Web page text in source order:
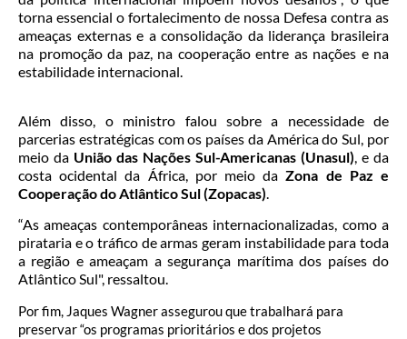
torna essencial o fortalecimento de nossa Defesa contra as
ameaças externas e a consolidação da liderança brasileira
na promoção da paz, na cooperação entre as nações e na
estabilidade internacional.
Além disso, o ministro falou sobre a necessidade de
parcerias estratégicas com os países da América do Sul, por
meio da União das Nações Sul-Americanas (Unasul), e da
costa ocidental da África, por meio daZona de Paz e
Cooperação do Atlântico Sul (Zopacas).
“As ameaças contemporâneas internacionalizadas, como a
pirataria e o tráfico de armas geram instabilidade para toda
a região e ameaçam a segurança marítima dos países do
Atlântico Sul", ressaltou.
Por fim, Jaques Wagner assegurou que trabalhará para
preservar “os programas prioritários e dos projetos